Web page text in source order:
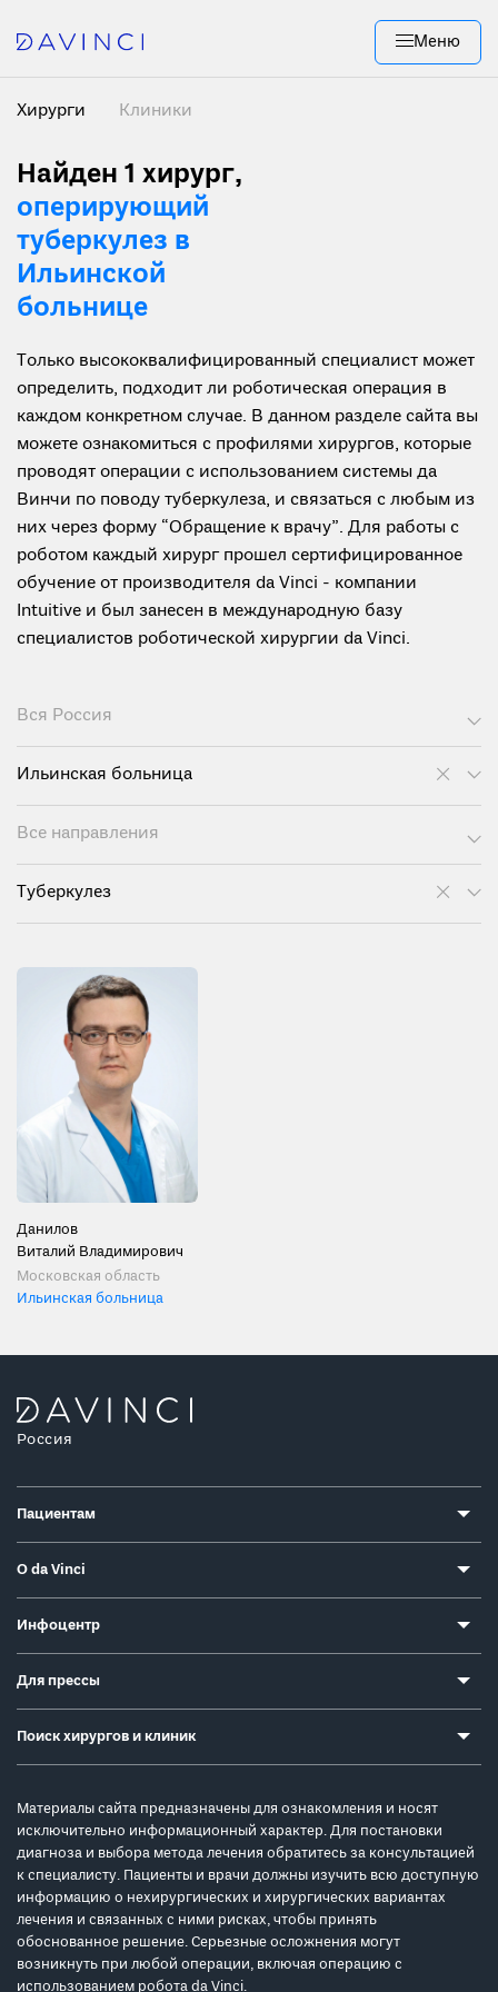
Меню
Хирурги Клиники
Найден 1 хирург,
оперирующий
туберкулез в
Ильинской
больнице
Только высококвалифицированный специалист может
определить, подходит ли роботическая операция в
каждом конкретном случае. В данном разделе сайта вы
можете ознакомиться с профилями хирургов, которые
проводят операции с использованием системы да
Винчи по поводу туберкулеза, и связаться с любым из
них через форму “Обращение к врачу”. Для работы с
роботом каждый хирург прошел сертифицированное
обучение от производителя da Vinci - компании
Intuitive и был занесен в международную базу
специалистов роботической хирургии da Vinci.
Вся Россия
Ильинская больница
Все направления
Туберкулез
Данилов
Виталий Владимирович
Московская область
Ильинская больница
Россия
Пациентам
О da Vinci
Инфоцентр
Для прессы
Поиск хирургов и клиник
Материалы сайта предназначены для ознакомления и носят
исключительно информационный характер. Для постановки
диагноза и выбора метода лечения обратитесь за консультацией
к специалисту. Пациенты и врачи должны изучить всю доступную
информацию о нехирургических и хирургических вариантах
лечения и связанных с ними рисках, чтобы принять
обоснованное решение. Серьезные осложнения могут
возникнуть при любой операции, включая операцию с
использованием робота da Vinci.